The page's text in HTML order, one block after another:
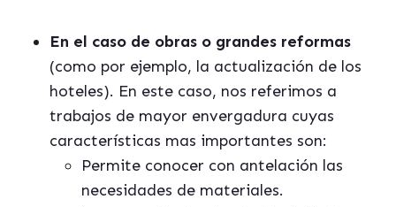
En el caso de obras o grandes reformas
(como por ejemplo, la actualización de los
hoteles). En este caso, nos referimos a
trabajos de mayor envergadura cuyas
características mas importantes son:
Permite conocer con antelación las
necesidades de materiales.